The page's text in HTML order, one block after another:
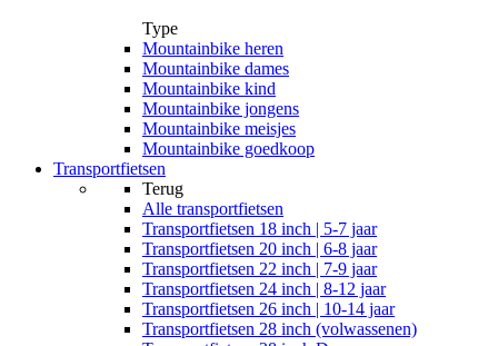
Type
Mountainbike heren
Mountainbike dames
Mountainbike kind
Mountainbike jongens
Mountainbike meisjes
Mountainbike goedkoop
Transportfietsen
Terug
Alle transportfietsen
Transportfietsen 18 inch | 5-7 jaar
Transportfietsen 20 inch | 6-8 jaar
Transportfietsen 22 inch | 7-9 jaar
Transportfietsen 24 inch | 8-12 jaar
Transportfietsen 26 inch | 10-14 jaar
Transportfietsen 28 inch (volwassenen)